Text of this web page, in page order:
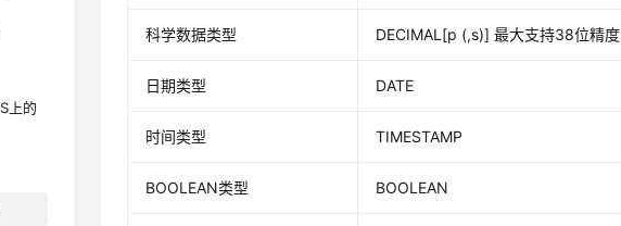
上的
科学数据类型 DECIMAL[p (,s)] 最大支持38位精度
日期类型 DATE
时间类型 TIMESTAMP
BOOLEAN类型 BOOLEAN